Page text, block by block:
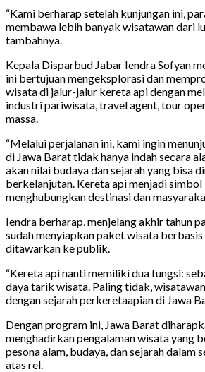
“Kami berharap setelah kunjungan ini,
membawa lebih banyak wisatawan dari
tambahnya.
Kepala Disparbud Jabar Iendra Sofyan
ini bertujuan mengeksplorasi dan
wisata di jalur-jalur kereta api dengan
industri pariwisata, travel agent, tour
massa.
“Melalui perjalanan ini, kami ingin
di Jawa Barat tidak hanya indah secara
akan nilai budaya dan sejarah yang bisa
berkelanjutan. Kereta api menjadi
menghubungkan destinasi dan
Iendra berharap, menjelang akhir tahun
sudah menyiapkan paket wisata
ditawarkan ke publik.
“Kereta api nanti memiliki dua fungsi:
daya tarik wisata. Paling tidak,
dengan sejarah perkeretaapian di Jawa
Dengan program ini, Jawa Barat
menghadirkan pengalaman wisata yang
pesona alam, budaya, dan sejarah dalam
atas rel.